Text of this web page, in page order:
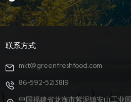
联系方式
mkt@greenfreshfood.com
86-592-5213819
中国福建省龙海市紫泥镇安山工业园